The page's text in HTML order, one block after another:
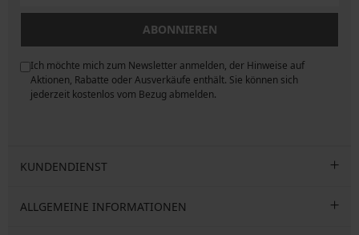
ABONNIEREN
Ich möchte mich zum Newsletter anmelden, der Hinweise auf
Aktionen, Rabatte oder Ausverkäufe enthält. Sie können sich
jederzeit kostenlos vom Bezug abmelden.
KUNDENDIENST
ALLGEMEINE INFORMATIONEN